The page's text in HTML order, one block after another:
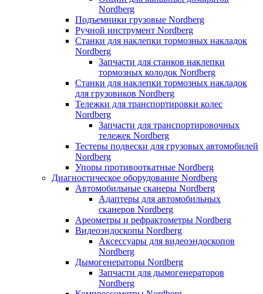
Nordberg
Подъемники грузовые Nordberg
Ручной инструмент Nordberg
Станки для наклепки тормозных накладок
Nordberg
Запчасти для станков наклепки
тормозных колодок Nordberg
Станки для наклепки тормозных накладок
для грузовиков Nordberg
Тележки для транспортировки колес
Nordberg
Запчасти для транспортировочных
тележек Nordberg
Тестеры подвески для грузовых автомобилей
Nordberg
Упоры противооткатные Nordberg
Диагностическое оборудование Nordberg
Автомобильные сканеры Nordberg
Адаптеры для автомобильных
сканеров Nordberg
Ареометры и рефрактометры Nordberg
Видеоэндоскопы Nordberg
Аксессуары для видеоэндоскопов
Nordberg
Дымогенераторы Nordberg
Запчасти для дымогенераторов
Nordberg